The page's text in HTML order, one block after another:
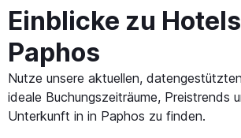
Einblicke zu
Paphos
Nutze unsere aktuellen,
ideale Buchungszeiträume, Preistrends
Unterkunft in in Paphos zu finden.